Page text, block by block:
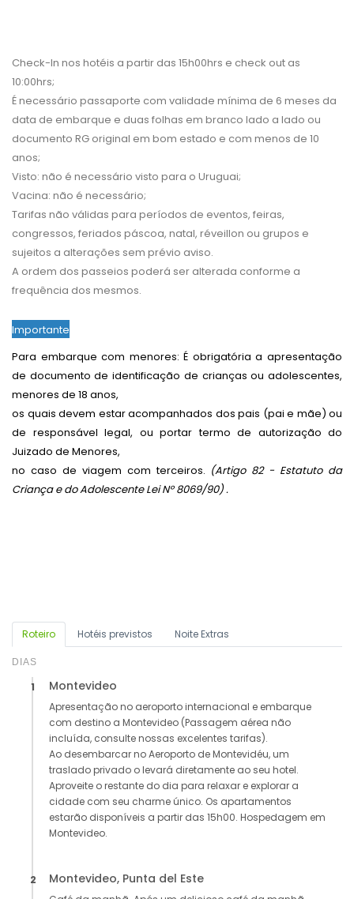
Roteiro Hotéis previstos Noite Extras
DIAS
1 Montevideo
Apresentação no aeroporto internacional e embarque
com destino a Montevideo (Passagem aérea não
incluída, consulte nossas excelentes tarifas).
Ao desembarcar no Aeroporto de Montevidéu, um
traslado privado o levará diretamente ao seu hotel.
Aproveite o restante do dia para relaxar e explorar a
cidade com seu charme único. Os apartamentos
estarão disponíveis a partir das 15h00. Hospedagem em
Montevideo.
2 Montevideo, Punta del Este
Check-In nos hotéis a partir das 15h00hrs e check out as
10:00hrs;
É necessário passaporte com validade mínima de 6 meses da
data de embarque e duas folhas em branco lado a lado ou
documento RG original em bom estado e com menos de 10
anos;
Visto: não é necessário visto para o Uruguai;
Vacina: não é necessário;
Tarifas não válidas para períodos de eventos, feiras,
congressos, feriados páscoa, natal, réveillon ou grupos e
sujeitos a alterações sem prévio aviso.
A ordem dos passeios poderá ser alterada conforme a
frequência dos mesmos.
Importante
Para embarque com menores: É obrigatória a apresentação
de documento de identificação de crianças ou adolescentes,
menores de 18 anos,
os quais devem estar acompanhados dos pais (pai e mãe) ou
de responsável legal, ou portar termo de autorização do
Juizado de Menores,
no caso de viagem com terceiros. (Artigo 82 - Estatuto da
Criança e do Adolescente Lei Nº 8069/90) .